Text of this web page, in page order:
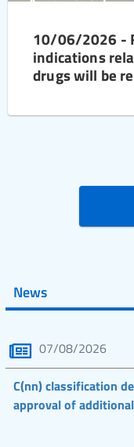
10/06/2026 -
indications
drugs will be
News
07/08/2026
C(nn) classification
approval of